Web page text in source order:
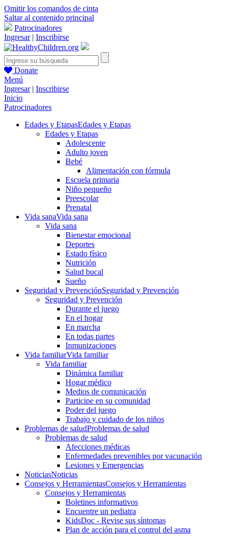
Omitir los comandos de cinta
Saltar al contenido principal
Patrocinadores
Ingresar| Inscribirse
Donate
Menú
Ingresar| Inscribirse
Inicio
Patrocinadores
Edades y EtapasEdades y Etapas
Edades y Etapas
Adolescente
Adulto joven
Bebé
Alimentación con fórmula
Escuela primaria
Niño pequeño
Preescolar
Prenatal
Vida sanaVida sana
Vida sana
Bienestar emocional
Deportes
Estado físico
Nutrición
Salud bucal
Sueño
Seguridad y PrevenciónSeguridad y Prevención
Seguridad y Prevención
Durante el juego
En el hogar
En marcha
En todas partes
Inmunizaciones
Vida familiarVida familiar
Vida familiar
Dinámica familiar
Hogar médico
Medios de comunicación
Participe en su comunidad
Poder del juego
Trabajo y cuidado de los niños
Problemas de saludProblemas de salud
Problemas de salud
Afecciones médicas
Enfermedades prevenibles por vacunación
Lesiones y Emergencias
NoticiasNoticias
Consejos y HerramientasConsejos y Herramientas
Consejos y Herramientas
Boletines informativos
Encuentre un pediatra
KidsDoc - Revise sus síntomas
Plan de acción para el control del asma